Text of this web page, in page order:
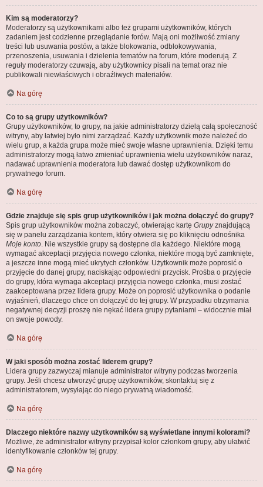
Kim są moderatorzy?
Moderatorzy są użytkownikami albo też grupami użytkowników, których
zadaniem jest codzienne przeglądanie forów. Mają oni możliwość zmiany
treści lub usuwania postów, a także blokowania, odblokowywania,
przenoszenia, usuwania i dzielenia tematów na forum, które moderują. Z
reguły moderatorzy czuwają, aby użytkownicy pisali na temat oraz nie
publikowali niewłaściwych i obraźliwych materiałów.
Na górę
Co to są grupy użytkowników?
Grupy użytkowników, to grupy, na jakie administratorzy dzielą całą społeczność
witryny, aby łatwiej było nimi zarządzać. Każdy użytkownik może należeć do
wielu grup, a każda grupa może mieć swoje własne uprawnienia. Dzięki temu
administratorzy mogą łatwo zmieniać uprawnienia wielu użytkowników naraz,
nadawać uprawnienia moderatora lub dawać dostęp użytkownikom do
prywatnego forum.
Na górę
Gdzie znajduje się spis grup użytkowników i jak można dołączyć do grupy?
Spis grup użytkowników można zobaczyć, otwierając kartę Grupyznajdującą
się w panelu zarządzania kontem, który otwiera się po kliknięciu odnośnika
Moje konto. Nie wszystkie grupy są dostępne dla każdego. Niektóre mogą
wymagać akceptacji przyjęcia nowego członka, niektóre mogą być zamknięte,
a jeszcze inne mogą mieć ukrytych członków. Użytkownik może poprosić o
przyjęcie do danej grupy, naciskając odpowiedni przycisk. Prośba o przyjęcie
do grupy, która wymaga akceptacji przyjęcia nowego członka, musi zostać
zaakceptowana przez lidera grupy. Może on poprosić użytkownika o podanie
wyjaśnień, dlaczego chce on dołączyć do tej grupy. W przypadku otrzymania
negatywnej decyzji proszę nie nękać lidera grupy pytaniami – widocznie miał
on swoje powody.
Na górę
W jaki sposób można zostać liderem grupy?
Lidera grupy zazwyczaj mianuje administrator witryny podczas tworzenia
grupy. Jeśli chcesz utworzyć grupę użytkowników, skontaktuj się z
administratorem, wysyłając do niego prywatną wiadomość.
Na górę
Dlaczego niektóre nazwy użytkowników są wyświetlane innymi kolorami?
Możliwe, że administrator witryny przypisał kolor członkom grupy, aby ułatwić
identyfikowanie członków tej grupy.
Na górę